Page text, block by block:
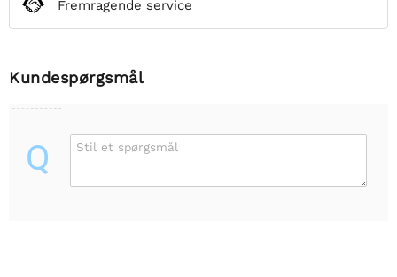
Fremragende service
Kundespørgsmål
Q Stil et spørgsmål